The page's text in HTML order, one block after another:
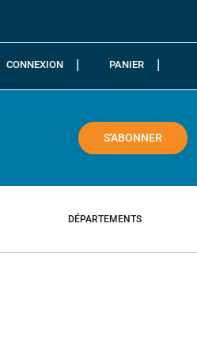
notification
CONNEXION PANIER
S'ABONNER
DÉPARTEMENTS